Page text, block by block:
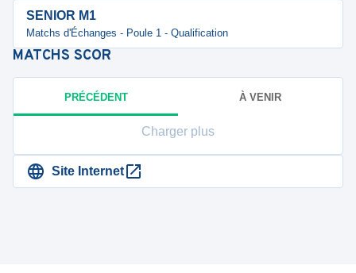
SENIOR M1
Matchs d'Échanges - Poule 1 - Qualification
MATCHS SCOR
PRÉCÉDENT À VENIR
Charger plus
Site Internet